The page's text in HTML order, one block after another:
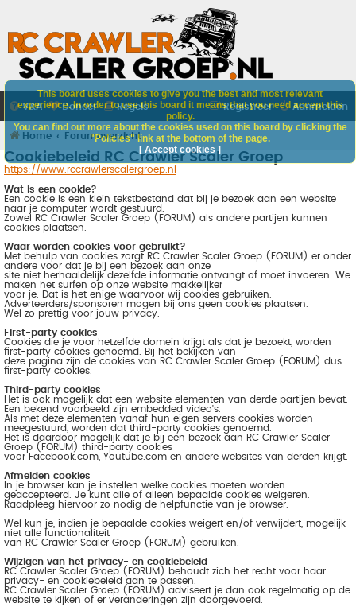
V&A Doneer Regels Aanmelden
Registreer
Home Forumoverzicht
Cookiebeleid RC Crawler Scaler Groep
https://www.rccrawlerscalergroep.nl
Wat is een cookie?
Een cookie is een klein tekstbestand dat bij je bezoek aan een website
naar je computer wordt gestuurd.
Zowel RC Crawler Scaler Groep (FORUM) als andere partijen kunnen
cookies plaatsen.
Waar worden cookies voor gebruikt?
Met behulp van cookies zorgt RC Crawler Scaler Groep (FORUM) er onder
andere voor dat je bij een bezoek aan onze
site niet herhaaldelijk dezelfde informatie ontvangt of moet invoeren. We
maken het surfen op onze website makkelijker
voor je. Dat is het enige waarvoor wij cookies gebruiken.
Adverteerders/sponsoren mogen bij ons geen cookies plaatsen.
Wel zo prettig voor jouw privacy.
First-party cookies
Cookies die je voor hetzelfde domein krijgt als dat je bezoekt, worden
first-party cookies genoemd. Bij het bekijken van
deze pagina zijn de cookies van RC Crawler Scaler Groep (FORUM) dus
first-party cookies.
Third-party cookies
Het is ook mogelijk dat een website elementen van derde partijen bevat.
Een bekend voorbeeld zijn embedded video's.
Als met deze elementen vanaf hun eigen servers cookies worden
meegestuurd, worden dat third-party cookies genoemd.
Het is daardoor mogelijk dat je bij een bezoek aan RC Crawler Scaler
Groep (FORUM) third-party cookies
voor Facebook.com, Youtube.com en andere websites van derden krijgt.
Afmelden cookies
In je browser kan je instellen welke cookies moeten worden
geaccepteerd. Je kunt alle of alleen bepaalde cookies weigeren.
Raadpleeg hiervoor zo nodig de helpfunctie van je browser.
Wel kun je, indien je bepaalde cookies weigert en/of verwijdert, mogelijk
niet alle functionaliteit
van RC Crawler Scaler Groep (FORUM) gebruiken.
Wijzigen van het privacy- en cookiebeleid
RC Crawler Scaler Groep (FORUM) behoudt zich het recht voor haar
privacy- en cookiebeleid aan te passen.
RC Crawler Scaler Groep (FORUM) adviseert je dan ook regelmatig op de
website te kijken of er veranderingen zijn doorgevoerd.
This board uses cookies to give you the best and most relevant
experience. In order to use this board it means that you need accept this
policy.
You can find out more about the cookies used on this board by clicking the
"Policies" link at the bottom of the page.
[ Accept cookies ]